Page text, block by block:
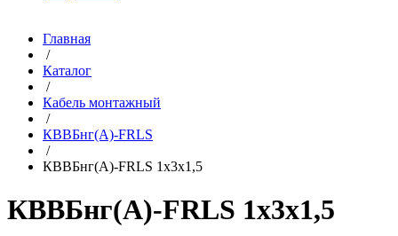
Главная
/
Каталог
/
Кабель монтажный
/
КВВБнг(A)-FRLS
/
КВВБнг(A)-FRLS 1х3х1,5
КВВБнг(A)-FRLS 1х3х1,5